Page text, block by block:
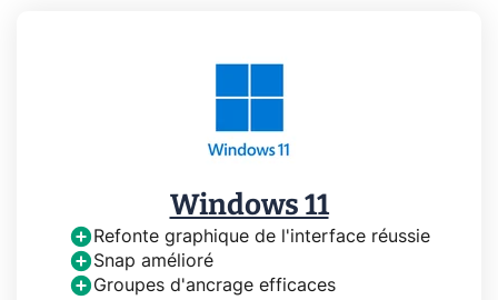
Windows 11
Refonte graphique de l'interface réussie
Snap amélioré
Groupes d'ancrage efficaces